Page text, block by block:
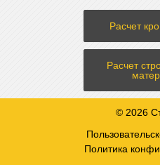
Расчет
Расчет
© 2026
Политика